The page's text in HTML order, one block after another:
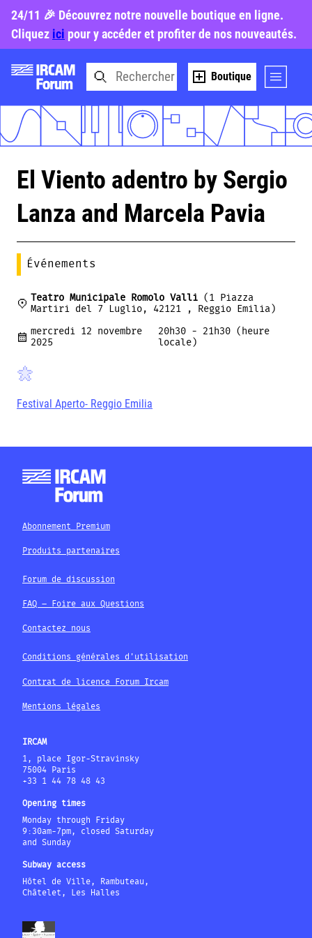
24/11 🎉 Découvrez notre nouvelle boutique en ligne.
Cliquez ici pour y accéder et profiter de nos nouveautés.
Boutique
El Viento adentro by Sergio
Lanza and Marcela Pavia
Événements
Teatro Municipale Romolo Valli (1 Piazza
Martiri del 7 Luglio, 42121 , Reggio Emilia)
mercredi 12 novembre
2025
20h30 - 21h30 (heure
locale)
Festival Aperto- Reggio Emilia
Abonnement Premium
Produits partenaires
Forum de discussion
FAQ – Foire aux Questions
Contactez nous
Conditions générales d'utilisation
Contrat de licence Forum Ircam
Mentions légales
IRCAM
1, place Igor-Stravinsky
75004 Paris
+33 1 44 78 48 43
Opening times
Monday through Friday
9:30am-7pm, closed Saturday
and Sunday
Subway access
Hôtel de Ville, Rambuteau,
Châtelet, Les Halles